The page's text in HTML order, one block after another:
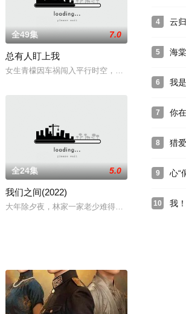
相恋。一个机灵且活泼，
。当他高中解元之时，百姓夹道争睹他的风采，连
本战犯的故事。
全49集 7.0
总有人盯上我
女生青檬因车祸闯入平行时空，其身上的特殊气味
心叵测，所有钱被一夜骗
到了武器修械班。老兵林峰（邢家栋 饰）是修械
父杰森脾气暴躁酗酒成性，坚决不许路杰碰汽车却
全24集 5.0
我们之间(2022)
大年除夕夜，林家一家老少难得团聚，身为一线医
4 云
5 海
6 我
7 你
8 猎
9 心“
10 我